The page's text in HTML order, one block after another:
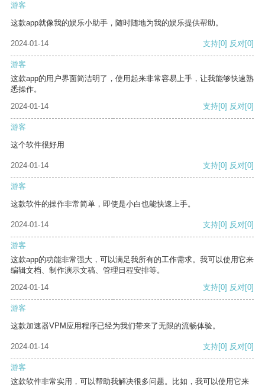
游客
这款app就像我的娱乐小助手，随时随地为我的娱乐提供帮助。
2024-01-14 支持[0] 反对[0]
游客
这款app的用户界面简洁明了，使用起来非常容易上手，让我能够快速熟
悉操作。
2024-01-14
支持[0] 反对[0]
游客
这个软件很好用
2024-01-14 支持[0] 反对[0]
游客
这款软件的操作非常简单，即使是小白也能快速上手。
2024-01-14 支持[0] 反对[0]
游客
这款app的功能非常强大，可以满足我所有的工作需求。我可以使用它来
编辑文档、制作演示文稿、管理日程安排等。
2024-01-14
支持[0] 反对[0]
游客
这款加速器VPM应用程序已经为我们带来了无限的流畅体验。
2024-01-14 支持[0] 反对[0]
游客
这款软件非常实用，可以帮助我解决很多问题。比如，我可以使用它来